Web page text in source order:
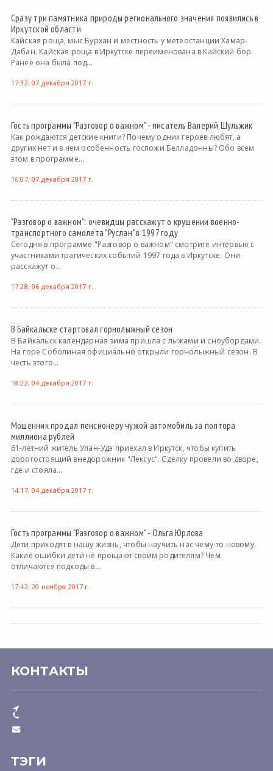
Сразу три памятника природы регионального значения появились в
Иркутской области
Кайская роща, мыс Бурхан и местность у метеостанции Хамар-
Дабан. Кайская роща в Иркутске переименована в Кайский бор.
Ранее она была под...
17:32, 07 декабря 2017 г.
Гость программы "Разговор о важном" - писатель Валерий Шульжик
Как рождаются детские книги? Почему одних героев любят, а
других нет и в чем особенность госпожи Белладонны? Обо всем
этом в программе...
16:07, 07 декабря 2017 г.
"Разговор о важном": очевидцы расскажут о крушении военно-
транспортного самолета "Руслан" в 1997 году
Сегодня в программе "Разговор о важном" смотрите интервью с
участниками трагических событий 1997 года в Иркутске. Они
расскажут о...
17:28, 06 декабря 2017 г.
В Байкальске стартовал горнолыжный сезон
В Байкальск календарная зима пришла с лыжами и сноубордами.
На горе Соболиная официально открыли горнолыжный сезон. В
честь этого...
18:22, 04 декабря 2017 г.
Мошенник продал пенсионеру чужой автомобиль за полтора
миллиона рублей
61-летний житель Улан-Удэ приехал в Иркутск, чтобы купить
дорогостоящий внедорожник "Лексус". Сделку провели во дворе,
где и стояла...
14:17, 04 декабря 2017 г.
Гость программы "Разговор о важном" - Ольга Юрлова
Дети приходят в нашу жизнь, чтобы научить нас чему-то новому.
Какие ошибки дети не прощают своим родителям? Чем
отличаются подходы в...
17:42, 20 ноября 2017 г.
КОНТАКТЫ
ТЭГИ